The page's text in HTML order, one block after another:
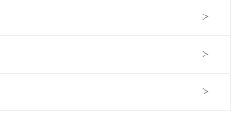
>
>
>